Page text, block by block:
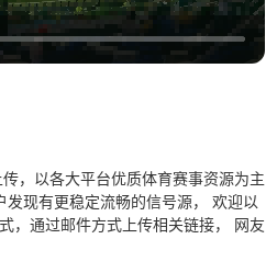
，以各大平台优质体育赛事资源为主
现有更稳定流畅的信号源， 欢迎以
，通过邮件方式上传相关链接， 网友